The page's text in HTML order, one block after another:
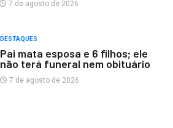
7 de agosto de 2026
DESTAQUES
Pai mata esposa e 6 filhos; ele
não terá funeral nem obituário
7 de agosto de 2026